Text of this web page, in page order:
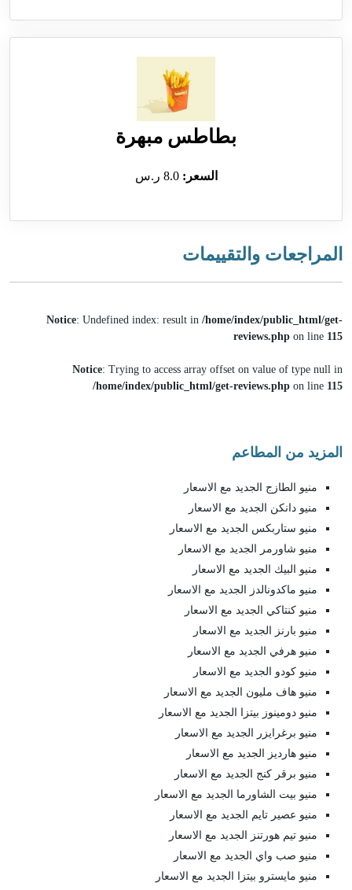
بطاطس مبهرة
السعر:8.0 ر.س
المراجعات والتقييمات
Notice: Undefined index: result in /home/index/public_html/get-
reviews.php on line 115
Notice: Trying to access array offset on value of type null in
/home/index/public_html/get-reviews.php on line 115
المزيد من المطاعم
منيو الطازج الجديد مع الاسعار
منيو دانكن الجديد مع الاسعار
منيو ستاربكس الجديد مع الاسعار
منيو شاورمر الجديد مع الاسعار
منيو البيك الجديد مع الاسعار
منيو ماكدونالدز الجديد مع الاسعار
منيو كنتاكي الجديد مع الاسعار
منيو بارنز الجديد مع الاسعار
منيو هرفي الجديد مع الاسعار
منيو كودو الجديد مع الاسعار
منيو هاف مليون الجديد مع الاسعار
منيو دومينوز بيتزا الجديد مع الاسعار
منيو برغرايزر الجديد مع الاسعار
منيو هارديز الجديد مع الاسعار
منيو برقر كنج الجديد مع الاسعار
منيو بيت الشاورما الجديد مع الاسعار
منيو عصير تايم الجديد مع الاسعار
منيو تيم هورتنز الجديد مع الاسعار
منيو صب واي الجديد مع الاسعار
منيو مايسترو بيتزا الجديد مع الاسعار